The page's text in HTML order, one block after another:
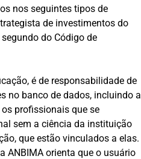
nos seguintes tipos de
de investimentos do
do Código de
é de responsabilidade de
no banco de dados, incluindo a
profissionais que se
sem a ciência da instituição
que estão vinculados a elas.
ANBIMA orienta que o usuário